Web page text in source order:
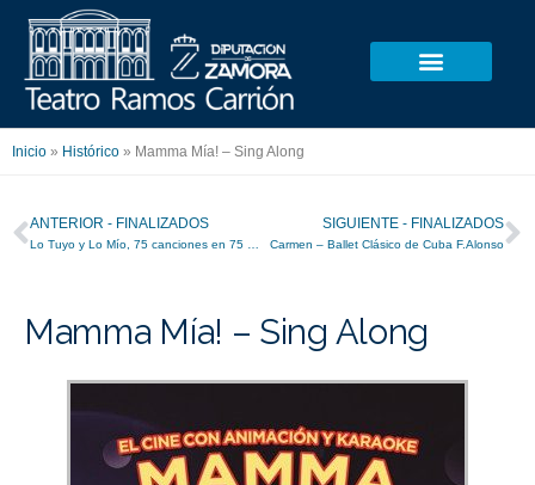
contenido
Inicio » Histórico » Mamma Mía! – Sing Along
Ant
ANTERIOR - FINALIZADOS
Lo Tuyo y Lo Mío, 75 canciones en 75 minutos
SIGUIENTE - FINALIZADOS
Carmen – Ballet Clásico de Cuba F.Alonso
Mamma Mía! – Sing Along